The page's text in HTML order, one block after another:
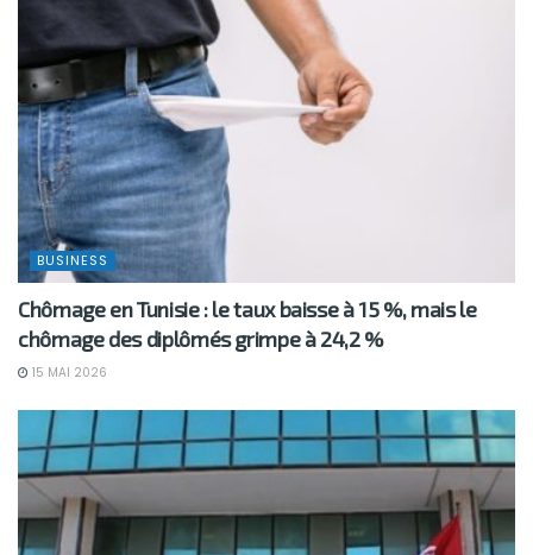
BUSINESS
Chômage en Tunisie : le taux baisse à 15 %, mais le
chômage des diplômés grimpe à 24,2 %
15 MAI 2026